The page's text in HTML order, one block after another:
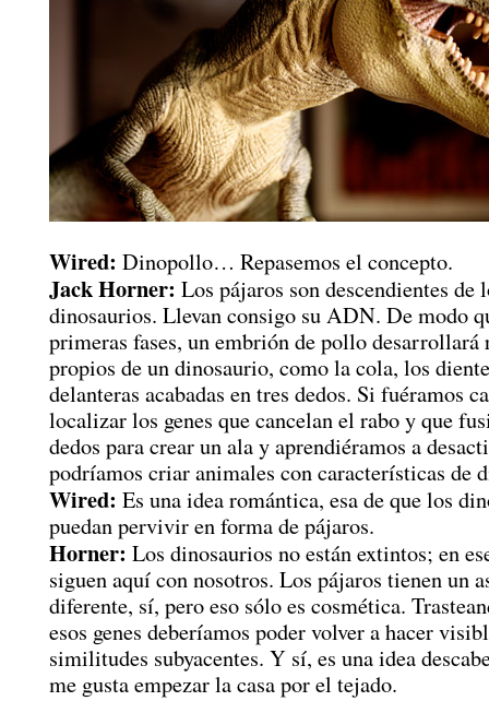
Wired: Dinopollo… Repasemos el concepto.
Jack Horner: Los pájaros son descendientes de
dinosaurios. Llevan consigo su ADN. De modo
primeras fases, un embrión de pollo desarrollará
propios de un dinosaurio, como la cola, los
delanteras acabadas en tres dedos. Si fuéramos
localizar los genes que cancelan el rabo y que
dedos para crear un ala y aprendiéramos a
podríamos criar animales con características de
Wired: Es una idea romántica, esa de que los
puedan pervivir en forma de pájaros.
Horner: Los dinosaurios no están extintos; en
siguen aquí con nosotros. Los pájaros tienen un
diferente, sí, pero eso sólo es cosmética.
esos genes deberíamos poder volver a hacer
similitudes subyacentes. Y sí, es una idea
me gusta empezar la casa por el tejado.